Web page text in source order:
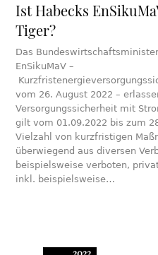
Ist Habecks
Tiger?
Das
EnSikuMaV –
vom 26. August 2022 –
Versorgungssicherheit mit
gilt vom 01.09.2022 bis zum
Vielzahl von kurzfristigen
überwiegend aus diversen
beispielsweise verboten,
inkl. beispielsweise…